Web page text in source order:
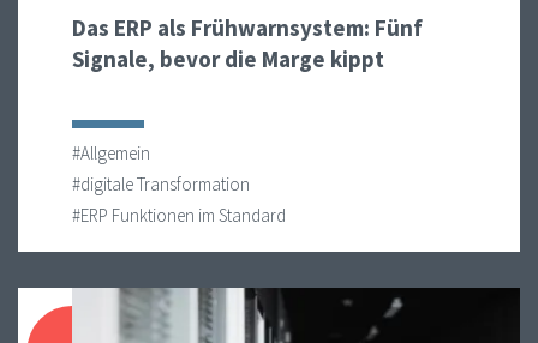
Das ERP als Frühwarnsystem: Fünf
Signale, bevor die Marge kippt
#Allgemein
#digitale Transformation
#ERP Funktionen im Standard